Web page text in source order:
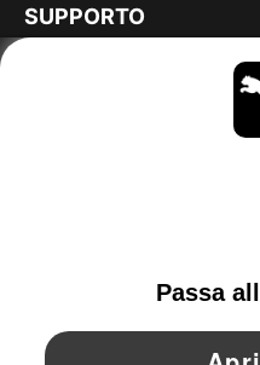
SUPPORTO
MAGGIORI
OTTIENI TUTTI GLI
YouTube